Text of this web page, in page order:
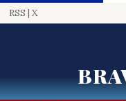
RSS | X